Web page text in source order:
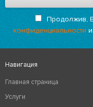
Продолжив,
конфиденциальности и
Навигация
Главная страница
Услуги